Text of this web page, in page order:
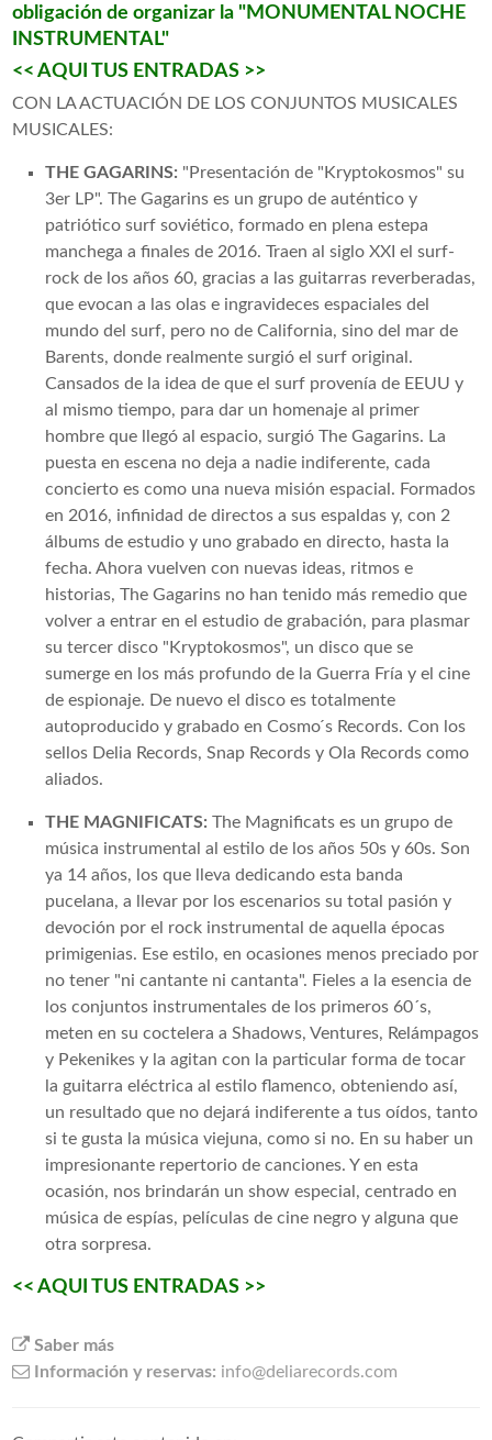
obligación de organizar la "MONUMENTAL NOCHE
INSTRUMENTAL"
<< AQUI TUS ENTRADAS >>
CON LA ACTUACIÓN DE LOS CONJUNTOS MUSICALES
MUSICALES:
THE GAGARINS: "Presentación de "Kryptokosmos" su
3er LP". The Gagarins es un grupo de auténtico y
patriótico surf soviético, formado en plena estepa
manchega a finales de 2016. Traen al siglo XXI el surf-
rock de los años 60, gracias a las guitarras reverberadas,
que evocan a las olas e ingravideces espaciales del
mundo del surf, pero no de California, sino del mar de
Barents, donde realmente surgió el surf original.
Cansados de la idea de que el surf provenía de EEUU y
al mismo tiempo, para dar un homenaje al primer
hombre que llegó al espacio, surgió The Gagarins. La
puesta en escena no deja a nadie indiferente, cada
concierto es como una nueva misión espacial. Formados
en 2016, infinidad de directos a sus espaldas y, con 2
álbums de estudio y uno grabado en directo, hasta la
fecha. Ahora vuelven con nuevas ideas, ritmos e
historias, The Gagarins no han tenido más remedio que
volver a entrar en el estudio de grabación, para plasmar
su tercer disco "Kryptokosmos", un disco que se
sumerge en los más profundo de la Guerra Fría y el cine
de espionaje. De nuevo el disco es totalmente
autoproducido y grabado en Cosmo ́s Records. Con los
sellos Delia Records, Snap Records y Ola Records como
aliados.
THE MAGNIFICATS: The Magnificats es un grupo de
música instrumental al estilo de los años 50s y 60s. Son
ya 14 años, los que lleva dedicando esta banda
pucelana, a llevar por los escenarios su total pasión y
devoción por el rock instrumental de aquella épocas
primigenias. Ese estilo, en ocasiones menos preciado por
no tener "ni cantante ni cantanta". Fieles a la esencia de
los conjuntos instrumentales de los primeros 60´s,
meten en su coctelera a Shadows, Ventures, Relámpagos
y Pekenikes y la agitan con la particular forma de tocar
la guitarra eléctrica al estilo flamenco, obteniendo así,
un resultado que no dejará indiferente a tus oídos, tanto
si te gusta la música viejuna, como si no. En su haber un
impresionante repertorio de canciones. Y en esta
ocasión, nos brindarán un show especial, centrado en
música de espías, películas de cine negro y alguna que
otra sorpresa.
<< AQUI TUS ENTRADAS >>
Saber más
Información y reservas: info@deliarecords.com